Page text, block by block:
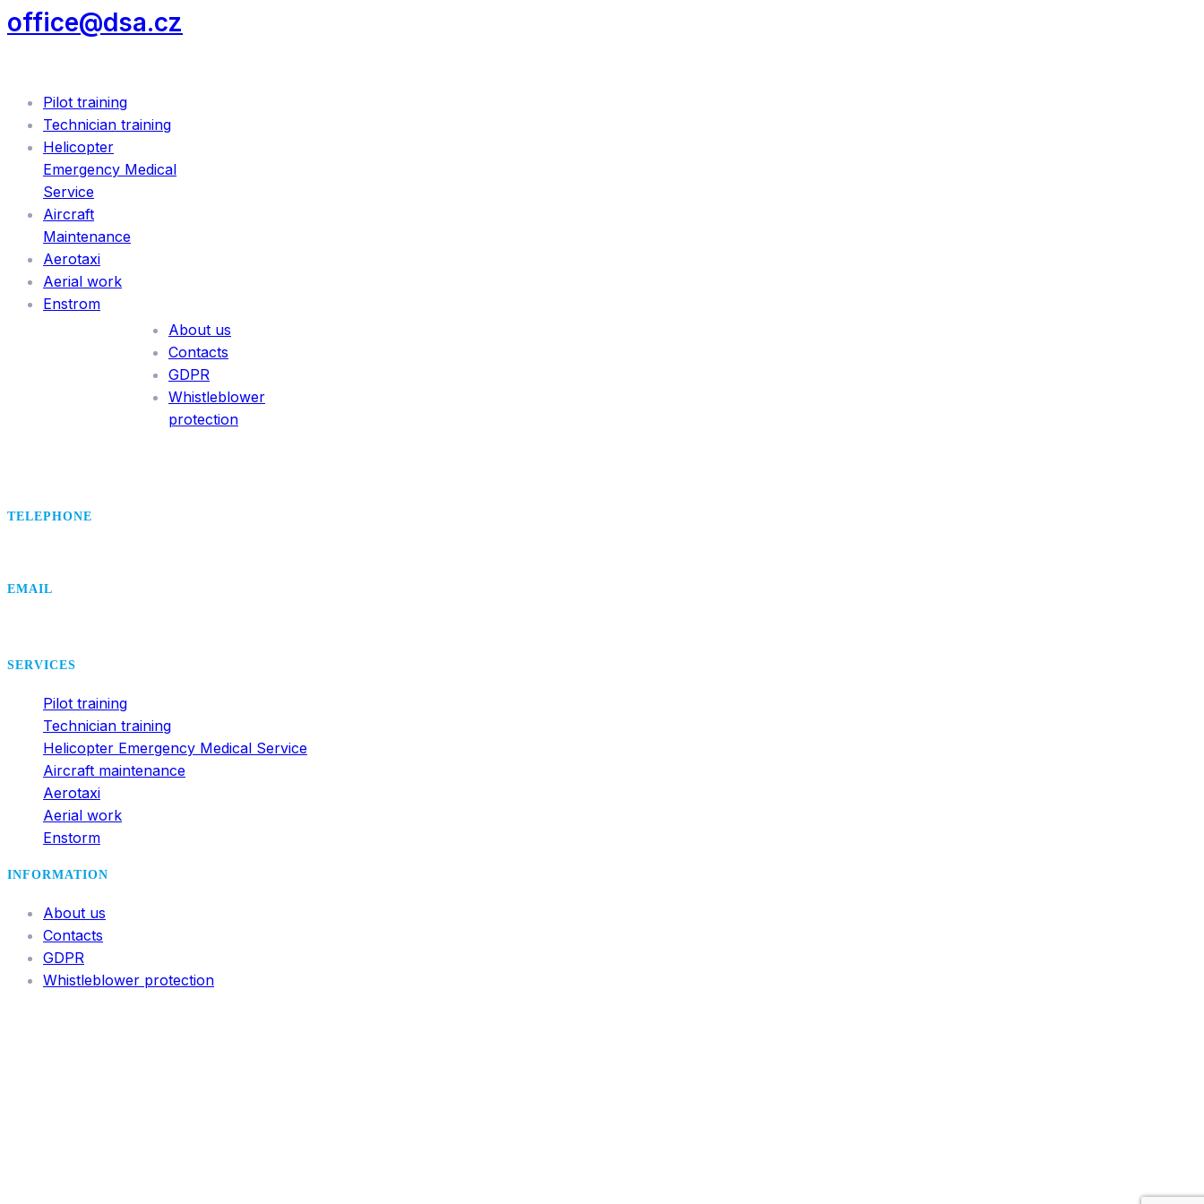
office@dsa.cz
Pilot training
Technician training
Helicopter
Emergency Medical
Service
Aircraft
Maintenance
Aerotaxi
Aerial work
Enstrom
About us
Contacts
GDPR
Whistleblower
protection
TELEPHONE
EMAIL
SERVICES
Pilot training
Technician training
Helicopter Emergency Medical Service
Aircraft maintenance
Aerotaxi
Aerial work
Enstorm
INFORMATION
About us
Contacts
GDPR
Whistleblower protection